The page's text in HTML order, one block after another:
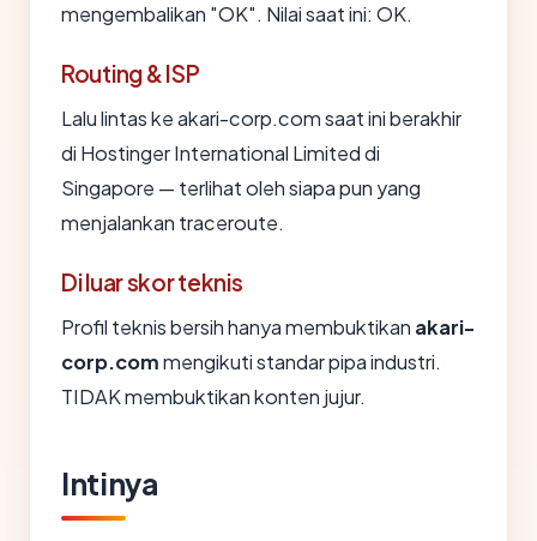
mengembalikan "OK". Nilai saat ini: OK.
Routing & ISP
Lalu lintas ke akari-corp.com saat ini berakhir
di Hostinger International Limited di
Singapore — terlihat oleh siapa pun yang
menjalankan traceroute.
Di luar skor teknis
Profil teknis bersih hanya membuktikan akari-
corp.commengikuti standar pipa industri.
TIDAK membuktikan konten jujur.
Intinya